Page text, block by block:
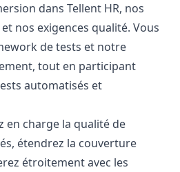
dans Tellent HR, nos
nos exigences qualité. Vous
de tests et notre
tout en participant
automatisés et
en charge la qualité de
étendrez la couverture
étroitement avec les